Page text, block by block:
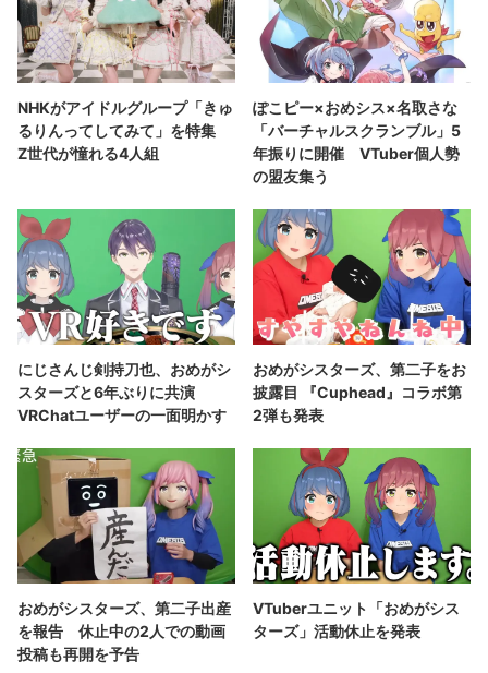
NHKがアイドルグループ「きゅ
るりんってしてみて」を特集
Z世代が憧れる4人組
ぽこピー×おめシス×名取さな
「バーチャルスクランブル」5
年振りに開催 VTuber個人勢
の盟友集う
にじさんじ剣持刀也、おめがシ
スターズと6年ぶりに共演
VRChatユーザーの一面明かす
おめがシスターズ、第二子をお
披露目 『Cuphead』コラボ第
2弾も発表
おめがシスターズ、第二子出産
を報告 休止中の2人での動画
投稿も再開を予告
VTuberユニット「おめがシス
ターズ」活動休止を発表